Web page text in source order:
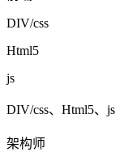
DIV/css
Html5
js
DIV/css、Html5、js
架构师